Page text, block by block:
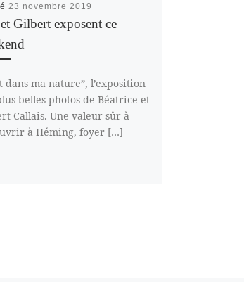
23 novembre 2019
Gilbert exposent ce
dans ma nature”, l’exposition
belles photos de Béatrice et
Callais. Une valeur sûr à
à Héming, foyer […]